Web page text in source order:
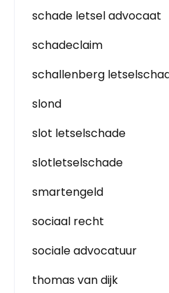
schade letsel advocaat
schadeclaim
schallenberg
slond
slot letselschade
slotletselschade
smartengeld
sociaal recht
sociale advocatuur
thomas van dijk